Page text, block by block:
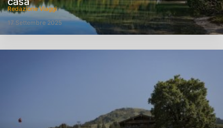
Redazione Viaggi
17 Settembre 2025